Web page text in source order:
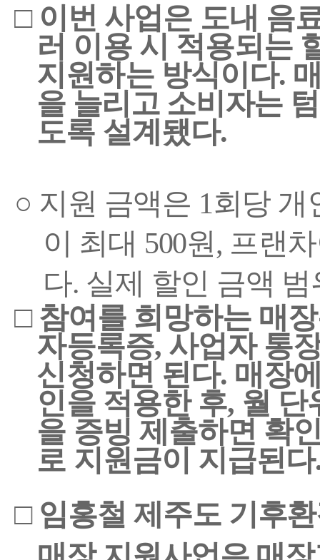
□ 이번 사업은 도내 음
러 이용 시 적용되는
지원하는 방식이다.
을 늘리고 소비자는
도록 설계됐다.
○ 지원 금액은 1회당 개
이 최대 500원, 프랜
다. 실제 할인 금액
□ 참여를 희망하는 매
자등록증, 사업자 통
신청하면 된다. 매장
인을 적용한 후, 월 단
을 증빙 제출하면 확
로 지원금이 지급된다
□ 임홍철 제주도 기후